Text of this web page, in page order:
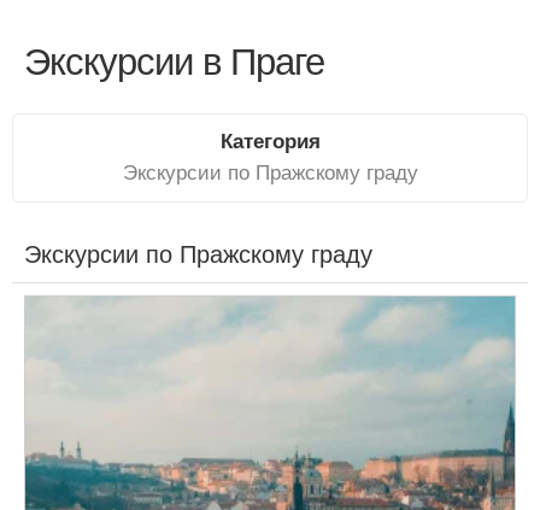
Экскурсии в Праге
Категория
Экскурсии по Пражскому граду
Экскурсии по Пражскому граду